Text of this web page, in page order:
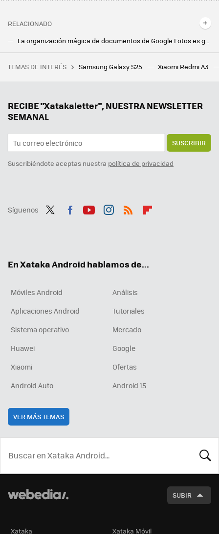
RELACIONADO
La organización mágica de documentos de Google Fotos es genial y llega a su web: recibos, DNI, notas y más siempre a mano
El petróleo y: Arabia Saudí está derrochando tanto dinero en The Line que ha entrado en déficit
TEMAS DE INTERÉS Samsung Galaxy S25 Xiaomi Redmi A3
RECIBE "Xatakaletter", NUESTRA NEWSLETTER
SEMANAL
SUSCRIBIR
Suscribiéndote aceptas nuestra política de privacidad
Síguenos
En Xataka Android hablamos de...
Móviles Android
Análisis
Aplicaciones Android
Tutoriales
Sistema operativo
Mercado
Huawei
Google
Xiaomi
Ofertas
Android Auto
Android 15
VER MÁS TEMAS
SUBIR
Xataka Xataka Móvil